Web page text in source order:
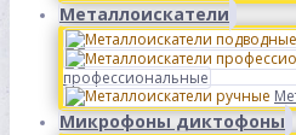
Металлоискатели
профессиональные
Микрофоны диктофоны